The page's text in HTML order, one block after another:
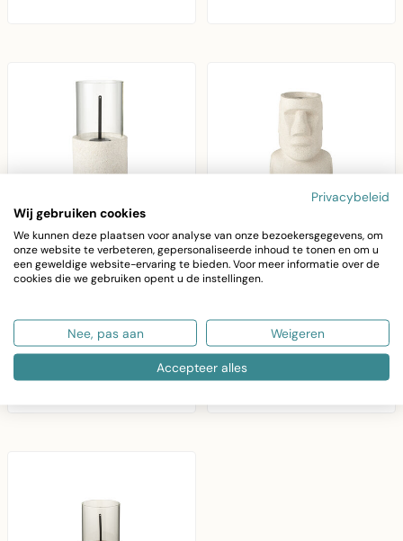
J-LINE
Vuurkorfzuil Mgo Grijs
Vuurkorfzuil Mgo Grijs
– elegante
J-LINE
Vuurkorf Moai Mgo
Vuurkorf Moai Mgo
Grijs – decoratief
tuinobject in modern
€66,90
Privacybeleid
Wij gebruiken cookies
We kunnen deze plaatsen voor analyse van onze bezoekersgegevens, om
onze website te verbeteren, gepersonaliseerde inhoud te tonen en om u
een geweldige website-ervaring te bieden. Voor meer informatie over de
cookies die we gebruiken opent u de instellingen.
Nee, pas aan Weigeren
Accepteer alles